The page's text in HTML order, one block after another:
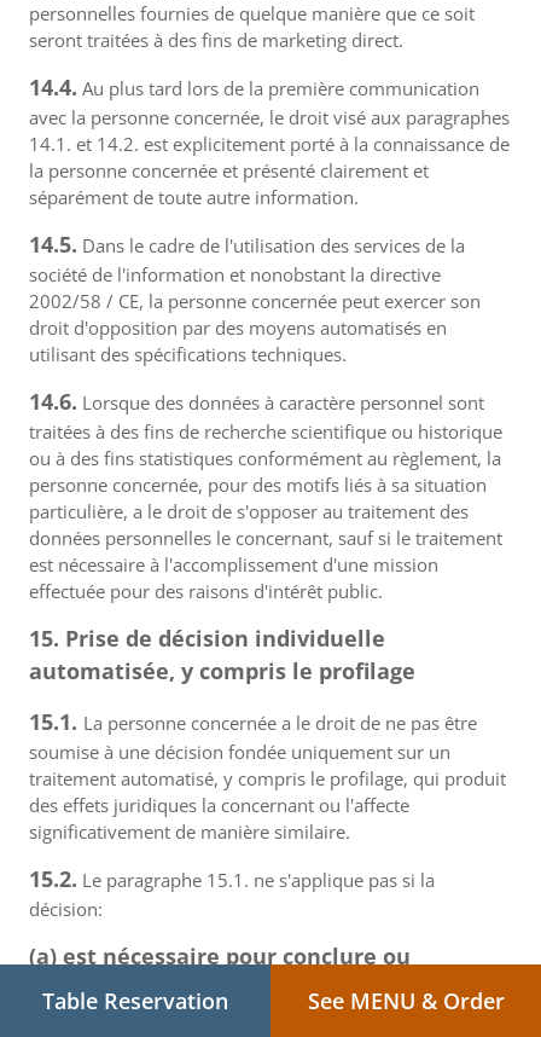
personnelles fournies de quelque manière que ce soit
seront traitées à des fins de marketing direct.
14.4. Au plus tard lors de la première communication
avec la personne concernée, le droit visé aux paragraphes
14.1. et 14.2. est explicitement porté à la connaissance de
la personne concernée et présenté clairement et
séparément de toute autre information.
14.5. Dans le cadre de l'utilisation des services de la
société de l'information et nonobstant la directive
2002/58 / CE, la personne concernée peut exercer son
droit d'opposition par des moyens automatisés en
utilisant des spécifications techniques.
14.6. Lorsque des données à caractère personnel sont
traitées à des fins de recherche scientifique ou historique
ou à des fins statistiques conformément au règlement, la
personne concernée, pour des motifs liés à sa situation
particulière, a le droit de s'opposer au traitement des
données personnelles le concernant, sauf si le traitement
est nécessaire à l'accomplissement d'une mission
effectuée pour des raisons d'intérêt public.
15. Prise de décision individuelle
automatisée, y compris le profilage
15.1. La personne concernée a le droit de ne pas être
soumise à une décision fondée uniquement sur un
traitement automatisé, y compris le profilage, qui produit
des effets juridiques la concernant ou l'affecte
significativement de manière similaire.
15.2. Le paragraphe 15.1. ne s'applique pas si la
décision:
(a) est nécessaire pour conclure ou
exécuter un contrat entre la personne
Table Reservation See MENU & Order